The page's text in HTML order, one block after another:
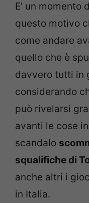
E’ un
questo motivo
come andare
quello che è
davvero tutti in
considerando
può rivelarsi
avanti le cose
scandalo
squalifiche di
anche altri i
in Italia.